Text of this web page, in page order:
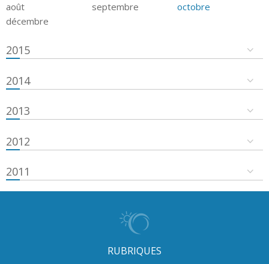
août
septembre
octobre
décembre
2015
2014
2013
2012
2011
RUBRIQUES